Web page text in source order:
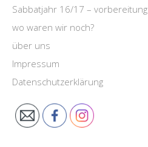
Sabbatjahr 16/17 – vorbereitung
wo waren wir noch?
über uns
Impressum
Datenschutzerklärung